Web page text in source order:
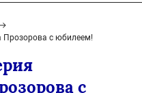
Прозорова с юбилеем!
с